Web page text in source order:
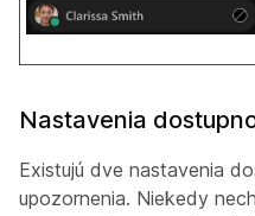
Nastavenia
Existujú dve nastavenia
upozornenia. Niekedy